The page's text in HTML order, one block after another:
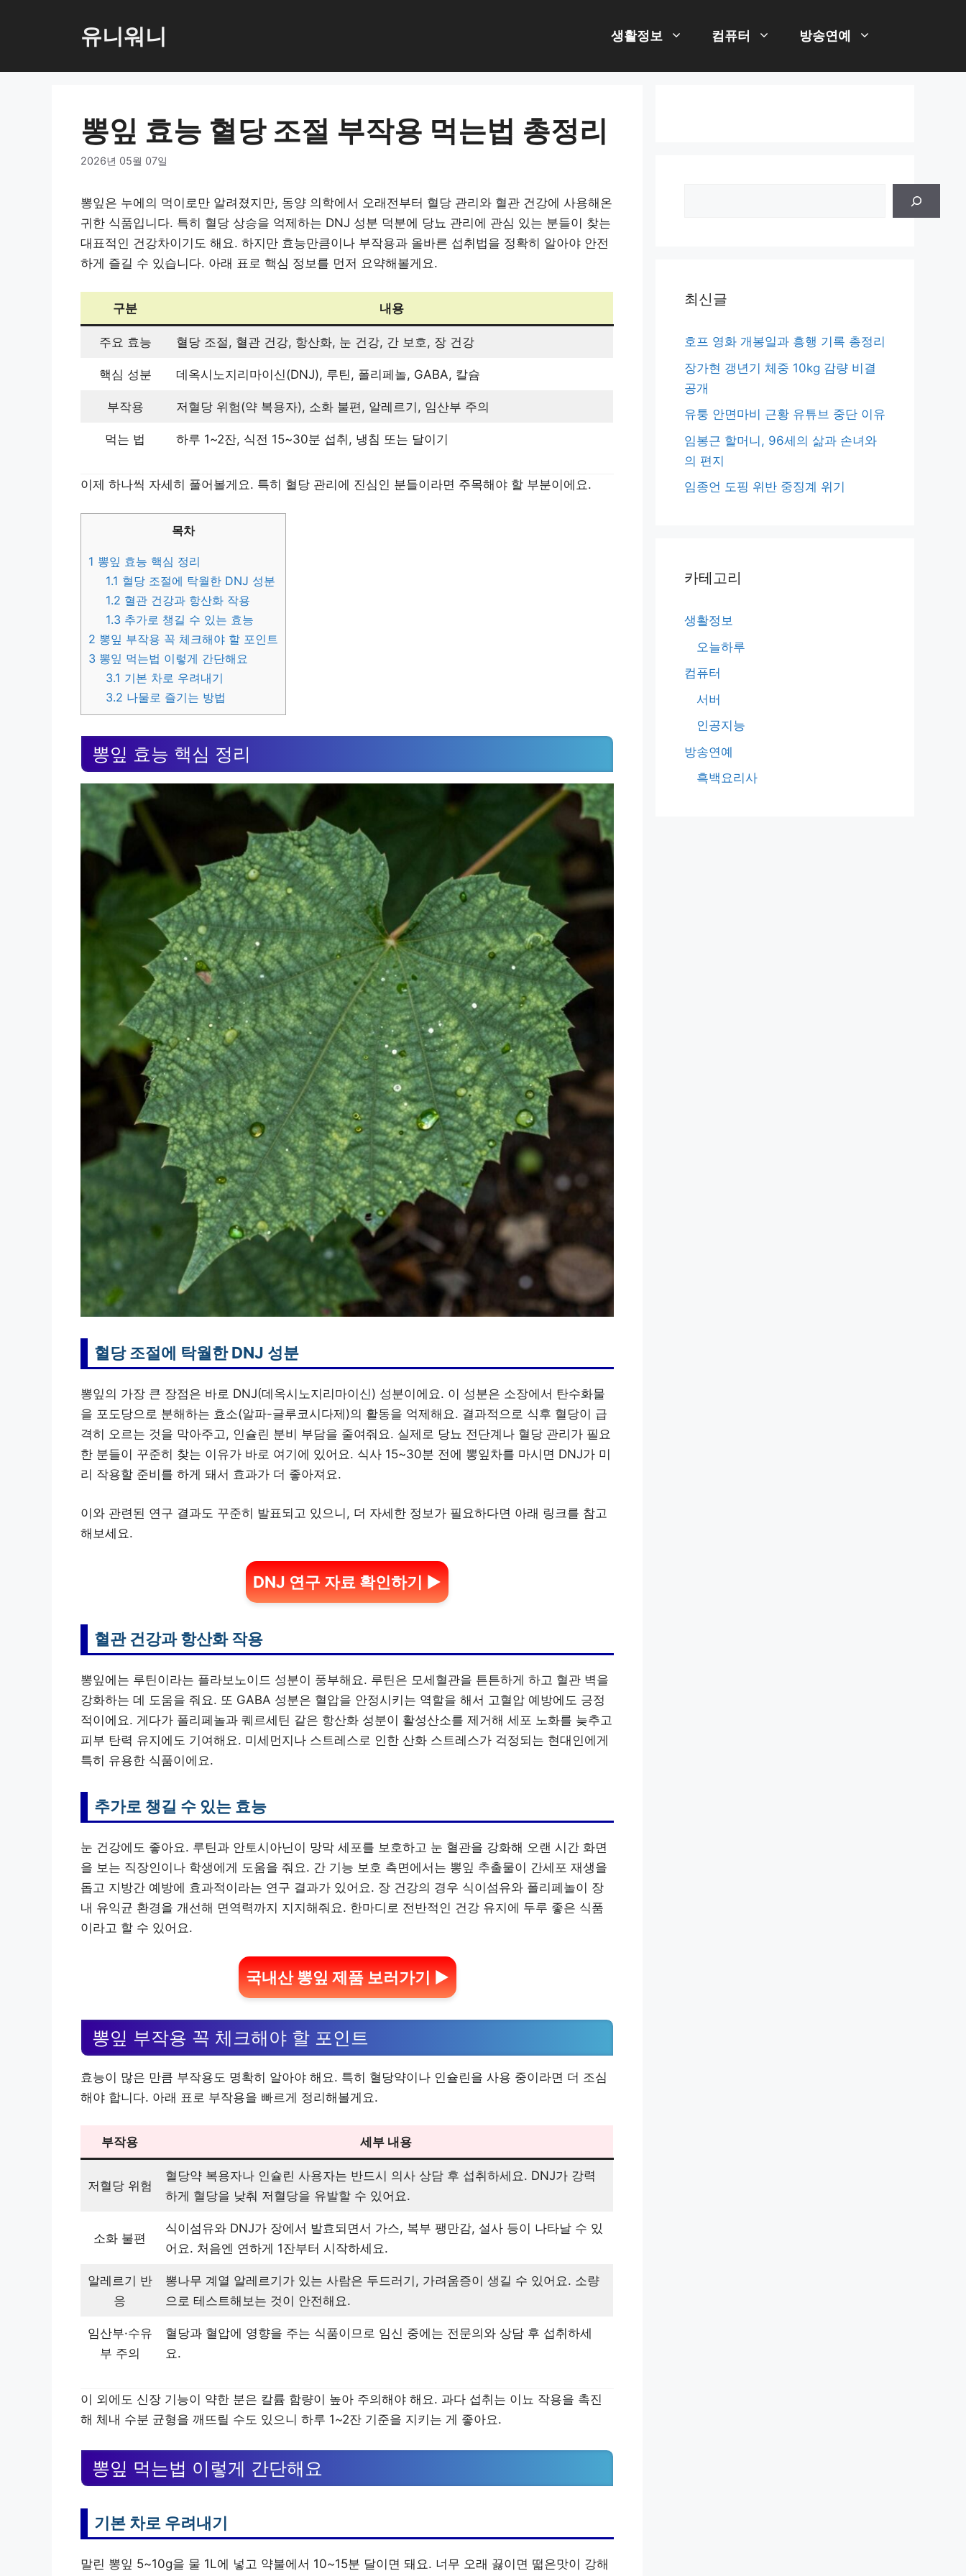
로
유니워니 생활정보 컴퓨터 방송연예
뽕잎 효능 혈당 조절 부작용 먹는법 총정리
2026년 05월 07일
뽕잎은 누에의 먹이로만 알려졌지만, 동양 의학에서 오래전부터 혈당 관리와 혈관 건강에 사용해온
귀한 식품입니다. 특히 혈당 상승을 억제하는 DNJ 성분 덕분에 당뇨 관리에 관심 있는 분들이 찾는
대표적인 건강차이기도 해요. 하지만 효능만큼이나 부작용과 올바른 섭취법을 정확히 알아야 안전
하게 즐길 수 있습니다. 아래 표로 핵심 정보를 먼저 요약해볼게요.
구분 내용
주요 효능 혈당 조절, 혈관 건강, 항산화, 눈 건강, 간 보호, 장 건강
핵심 성분 데옥시노지리마이신(DNJ), 루틴, 폴리페놀, GABA, 칼슘
부작용 저혈당 위험(약 복용자), 소화 불편, 알레르기, 임산부 주의
먹는 법 하루 1~2잔, 식전 15~30분 섭취, 냉침 또는 달이기
이제 하나씩 자세히 풀어볼게요. 특히 혈당 관리에 진심인 분들이라면 주목해야 할 부분이에요.
목차
1 뽕잎 효능 핵심 정리
1.1 혈당 조절에 탁월한 DNJ 성분
1.2 혈관 건강과 항산화 작용
1.3 추가로 챙길 수 있는 효능
2 뽕잎 부작용 꼭 체크해야 할 포인트
3 뽕잎 먹는법 이렇게 간단해요
3.1 기본 차로 우려내기
3.2 나물로 즐기는 방법
뽕잎 효능 핵심 정리
혈당 조절에 탁월한 DNJ 성분
뽕잎의 가장 큰 장점은 바로 DNJ(데옥시노지리마이신) 성분이에요. 이 성분은 소장에서 탄수화물
을 포도당으로 분해하는 효소(알파-글루코시다제)의 활동을 억제해요. 결과적으로 식후 혈당이 급
격히 오르는 것을 막아주고, 인슐린 분비 부담을 줄여줘요. 실제로 당뇨 전단계나 혈당 관리가 필요
한 분들이 꾸준히 찾는 이유가 바로 여기에 있어요. 식사 15~30분 전에 뽕잎차를 마시면 DNJ가 미
리 작용할 준비를 하게 돼서 효과가 더 좋아져요.
이와 관련된 연구 결과도 꾸준히 발표되고 있으니, 더 자세한 정보가 필요하다면 아래 링크를 참고
해보세요.
DNJ 연구 자료 확인하기 ▶
혈관 건강과 항산화 작용
뽕잎에는 루틴이라는 플라보노이드 성분이 풍부해요. 루틴은 모세혈관을 튼튼하게 하고 혈관 벽을
강화하는 데 도움을 줘요. 또 GABA 성분은 혈압을 안정시키는 역할을 해서 고혈압 예방에도 긍정
적이에요. 게다가 폴리페놀과 퀘르세틴 같은 항산화 성분이 활성산소를 제거해 세포 노화를 늦추고
피부 탄력 유지에도 기여해요. 미세먼지나 스트레스로 인한 산화 스트레스가 걱정되는 현대인에게
특히 유용한 식품이에요.
추가로 챙길 수 있는 효능
눈 건강에도 좋아요. 루틴과 안토시아닌이 망막 세포를 보호하고 눈 혈관을 강화해 오랜 시간 화면
을 보는 직장인이나 학생에게 도움을 줘요. 간 기능 보호 측면에서는 뽕잎 추출물이 간세포 재생을
돕고 지방간 예방에 효과적이라는 연구 결과가 있어요. 장 건강의 경우 식이섬유와 폴리페놀이 장
내 유익균 환경을 개선해 면역력까지 지지해줘요. 한마디로 전반적인 건강 유지에 두루 좋은 식품
이라고 할 수 있어요.
국내산 뽕잎 제품 보러가기 ▶
뽕잎 부작용 꼭 체크해야 할 포인트
효능이 많은 만큼 부작용도 명확히 알아야 해요. 특히 혈당약이나 인슐린을 사용 중이라면 더 조심
해야 합니다. 아래 표로 부작용을 빠르게 정리해볼게요.
부작용 세부 내용
저혈당 위험
혈당약 복용자나 인슐린 사용자는 반드시 의사 상담 후 섭취하세요. DNJ가 강력
하게 혈당을 낮춰 저혈당을 유발할 수 있어요.
소화 불편
식이섬유와 DNJ가 장에서 발효되면서 가스, 복부 팽만감, 설사 등이 나타날 수 있
어요. 처음엔 연하게 1잔부터 시작하세요.
알레르기 반
응
뽕나무 계열 알레르기가 있는 사람은 두드러기, 가려움증이 생길 수 있어요. 소량
으로 테스트해보는 것이 안전해요.
임산부·수유
부 주의
혈당과 혈압에 영향을 주는 식품이므로 임신 중에는 전문의와 상담 후 섭취하세
요.
이 외에도 신장 기능이 약한 분은 칼륨 함량이 높아 주의해야 해요. 과다 섭취는 이뇨 작용을 촉진
해 체내 수분 균형을 깨뜨릴 수도 있으니 하루 1~2잔 기준을 지키는 게 좋아요.
뽕잎 먹는법 이렇게 간단해요
기본 차로 우려내기
말린 뽕잎 5~10g을 물 1L에 넣고 약불에서 10~15분 달이면 돼요. 너무 오래 끓이면 떫은맛이 강해
최신글
호프 영화 개봉일과 흥행 기록 총정리
장가현 갱년기 체중 10kg 감량 비결
공개
유퉁 안면마비 근황 유튜브 중단 이유
임봉근 할머니, 96세의 삶과 손녀와
의 편지
임종언 도핑 위반 중징계 위기
카테고리
생활정보
오늘하루
컴퓨터
서버
인공지능
방송연예
흑백요리사